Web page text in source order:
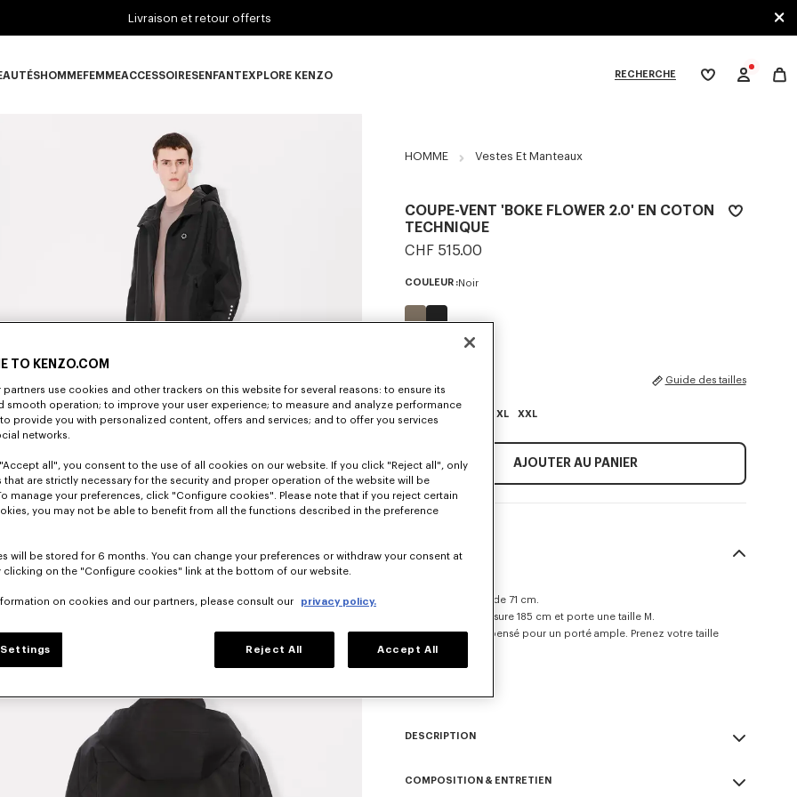
Livraison et retour offerts
HOMMEFEMMEACCESSOIRESENFANT EXPLORE KENZO RECHERCHE
Ma
HOMME Vestes Et Manteaux
COUPE-VENT 'BOKE FLOWER 2.0' EN COTON
TECHNIQUE
CHF 515.00
COULEUR :Noir
Sélectionné
Guide des tailles
XS XL XXL
AJOUTER AU PANIER
TAILLE & COUPE
Longueur du dos de 71 cm.
Le mannequin mesure 185 cm et porte une taille M.
Ce modèle a été pensé pour un porté ample. Prenez votre taille
habituelle.
DESCRIPTION
FLOWER 2.0' ton sur ton, présentant une version minimaliste de la
COMPOSITION & ENTRETIEN
TO KENZO.COM
partners use cookies and other trackers on this website for several reasons: to ensure its
smooth operation; to improve your user experience; to measure and analyze performance
provide you with personalized content, offers and services; and to offer you services
networks.
all", you consent to the use of all cookies on our website. If you click "Reject all", only
that are strictly necessary for the security and proper operation of the website will be
manage your preferences, click "Configure cookies". Please note that if you reject certain
you may not be able to benefit from all the functions described in the preference
will be stored for 6 months. You can change your preferences or withdraw your consent at
clicking on the "Configure cookies" link at the bottom of our website.
on cookies and our partners, please consult our privacy policy.
Reject All Accept All